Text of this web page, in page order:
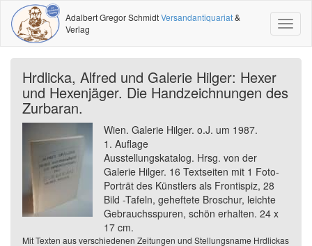
Adalbert Gregor SchmidtVersandantiquariat&
Verlag
Hrdlicka, Alfred und Galerie Hilger: Hexer
und Hexenjäger. Die Handzeichnungen des
Zurbaran.
Wien. Galerie Hilger. o.J. um 1987.
1. Auflage
Ausstellungskatalog. Hrsg. von der
Galerie Hilger. 16 Textseiten mit 1 Foto-
Porträt des Künstlers als Frontispiz, 28
Bild -Tafeln, geheftete Broschur, leichte
Gebrauchsspuren, schön erhalten. 24 x
17 cm.
Mit Texten aus verschiedenen Zeitungen und Stellungsname Hrdlickas